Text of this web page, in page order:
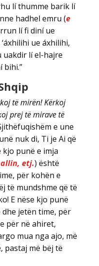
lí thumme barik lí
hadhel emru (e
lí fi diní ue
ue áxhilihi,
lí el-hajre
bihi.”
të mirën! Kërkoj
prej të mirave të
e une
nuk di, Ti je Ai që
kjo punë e imja
etj.) është
për kohën e
të mundshme që të
E nëse kjo punë
jetën time, për
për në ahiret,
mua nga ajo, më
pastaj më bëj të